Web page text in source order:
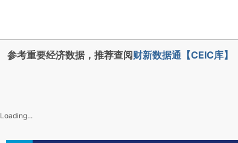
参考重要经济数据，推荐查阅财新数据通【CEIC库】
Loading...